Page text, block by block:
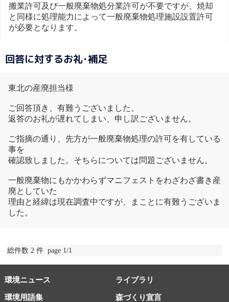
搬業許可及び一般廃棄物処分業許可が不要ですが、焼却
と同様に処理能力によって一般廃棄物処理施設設置許可
が必要となります。
回答に対するお礼･補足
東北の産廃担当様
ご回答頂き、有難うございました。
返答のお礼が遅れてしまい、申し訳ございません。
ご指摘の通り、先方が一般廃棄物処理の許可を有している
事を
確認致しました。そちらについては問題ございません。
一般廃棄物にもかかわらずマニフェストをわざわざ書き産
廃としていた
理由と経緯は現在調査中ですが、まことに有難うございま
した。
総件数 2 件 page 1/1
環境ニュース ライブラリ
環境用語集 森づくり宣言